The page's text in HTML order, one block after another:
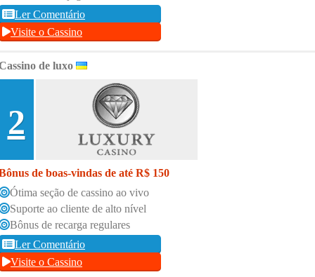
Ler Comentário
Visite o Cassino
de luxo
2
de boas-vindas de até R$ 150
Ótima seção de cassino ao vivo
Suporte ao cliente de alto nível
Bônus de recarga regulares
Ler Comentário
Visite o Cassino